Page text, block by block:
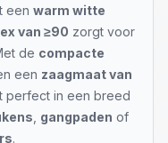
een warm witte
van ≥90 zorgt voor
de compacte
een zaagmaat van
perfect in een breed
gangpaden of
.